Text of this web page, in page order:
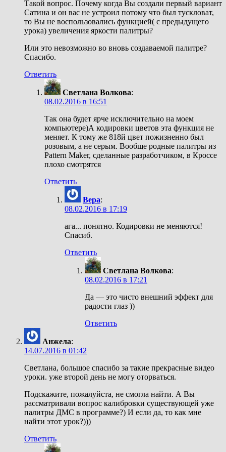
Такой вопрос. Почему когда Вы создали первый вариант
Сатина и он вас не устроил потому что был тускловат,
то Вы не воспользовались функцией( с предыдущего
урока) увеличения яркости палитры?
Или это невозможно во вновь создаваемой палитре?
Спасибо.
Ответить
Светлана Волкова:
08.02.2016 в 16:51
Так она будет ярче исключительно на моем
компьютере)А кодировки цветов эта функция не
меняет. К тому же 818й цвет пожизненно был
розовым, а не серым. Вообще родные палитры из
Pattern Maker, сделанные разработчиком, в Кроссе
плохо смотрятся
Ответить
Вера:
08.02.2016 в 17:19
ага... понятно. Кодировки не меняются!
Спасиб.
Ответить
Светлана Волкова:
08.02.2016 в 17:21
Да — это чисто внешний эффект для
радости глаз ))
Ответить
Анжела:
14.07.2016 в 01:42
Светлана, большое спасибо за такие прекрасные видео
уроки. уже второй день не могу оторваться.
Подскажите, пожалуйста, не смогла найти. А Вы
рассматривали вопрос калибровки существующей уже
палитры ДМС в программе?) И если да, то как мне
найти этот урок?)))
Ответить